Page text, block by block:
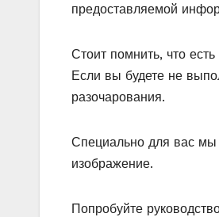
предоставляемой
Стоит помнить, что
Если вы будете не
разочарования.
Специально для вас мы
изображение.
Попробуйте